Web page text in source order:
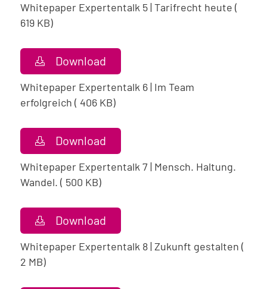
Whitepaper Expertentalk 5 | Tarifrecht heute (
619 KB)
Download
Whitepaper Expertentalk 6 | Im Team
erfolgreich ( 406 KB)
Download
Whitepaper Expertentalk 7 | Mensch. Haltung.
Wandel. ( 500 KB)
Download
Whitepaper Expertentalk 8 | Zukunft gestalten (
2 MB)